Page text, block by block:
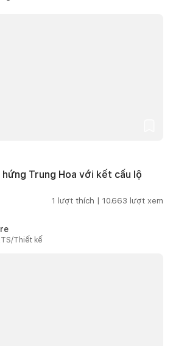
hứng Trung Hoa với kết cấu lộ
1 lượt thích | 10.663 lượt xem
Thiết kế